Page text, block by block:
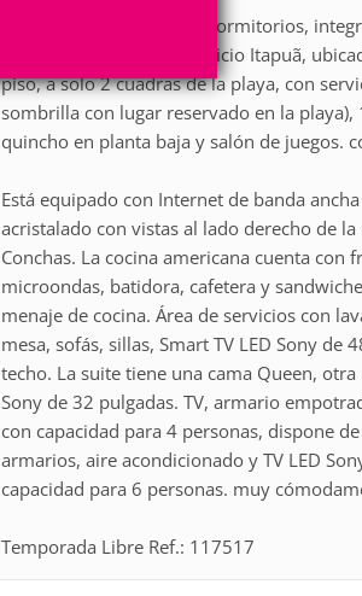
El departamento tiene 2 dormitorios,
área útil, pertenece al Edificio Itapuã,
piso, a solo 2 cuadras de la playa, con
sombrilla con lugar reservado en la
quincho en planta baja y salón de juegos.
Está equipado con Internet de banda
acristalado con vistas al lado derecho de
Conchas. La cocina americana cuenta
microondas, batidora, cafetera y
menaje de cocina. Área de servicios con
mesa, sofás, sillas, Smart TV LED Sony
techo. La suite tiene una cama Queen,
Sony de 32 pulgadas. TV, armario
con capacidad para 4 personas, dispone
armarios, aire acondicionado y TV LED
capacidad para 6 personas. muy
Temporada Libre Ref.: 117517